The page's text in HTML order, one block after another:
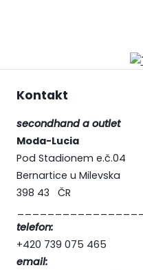
Kontakt
secondhand a outlet
Moda-Lucia
Pod Stadionem e.č.04
Bernartice u Milevska
398 43 ČR
telefon:
+420 739 075 465
email: